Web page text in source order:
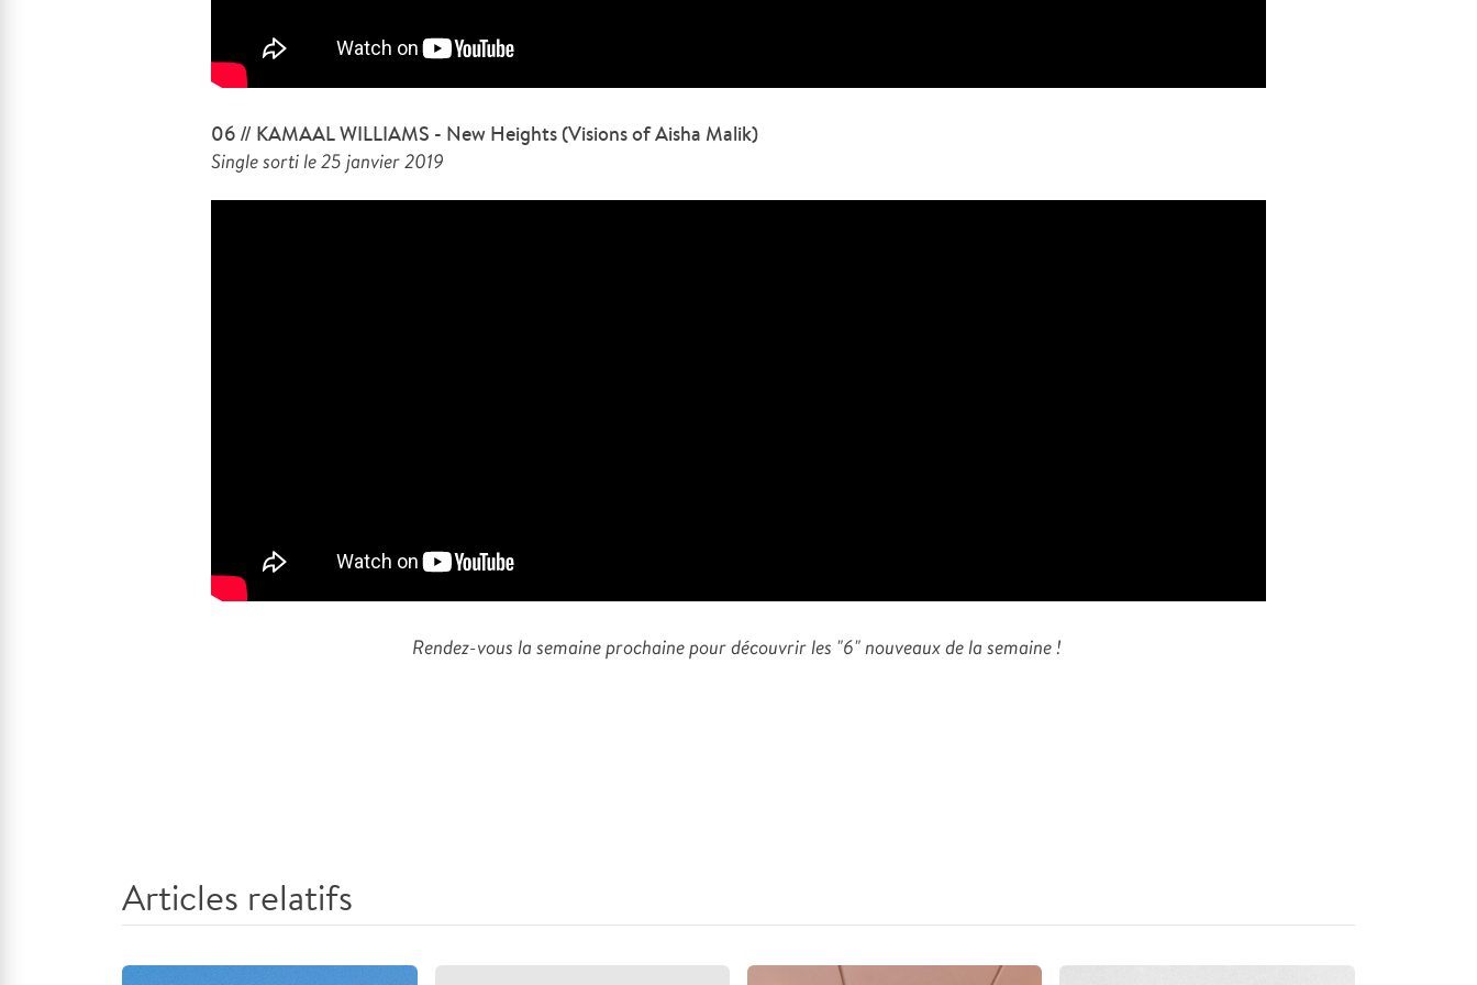
06 // KAMAAL WILLIAMS - New Heights (Visions of Aisha Malik)
Single sorti le 25 janvier 2019
Rendez-vous la semaine prochaine pour découvrir les "6" nouveaux de la semaine !
Articles relatifs